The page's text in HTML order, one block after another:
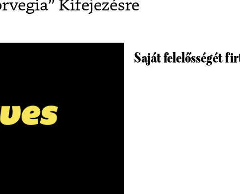
” Kifejezésre
Saját felelősségét